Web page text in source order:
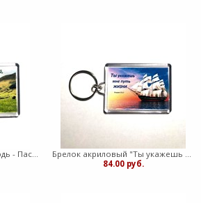
Брелок акриловый "Господь - Пастырь мой" овечка (ТС)
Брелок акриловый "Ты укажешь мне путь жизнь" корабль (ТС)
84.00 руб.